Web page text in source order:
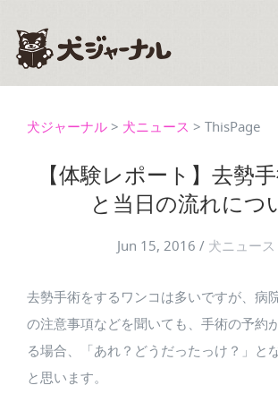
犬ジャーナル > 犬ニュース > ThisPage
【体験レポート】去勢
と当日の流れにつ
Jun 15, 2016 / 犬ニュース
去勢手術をするワンコは多いですが、病
の注意事項などを聞いても、手術の予約
る場合、「あれ？どうだったっけ？」と
と思います。